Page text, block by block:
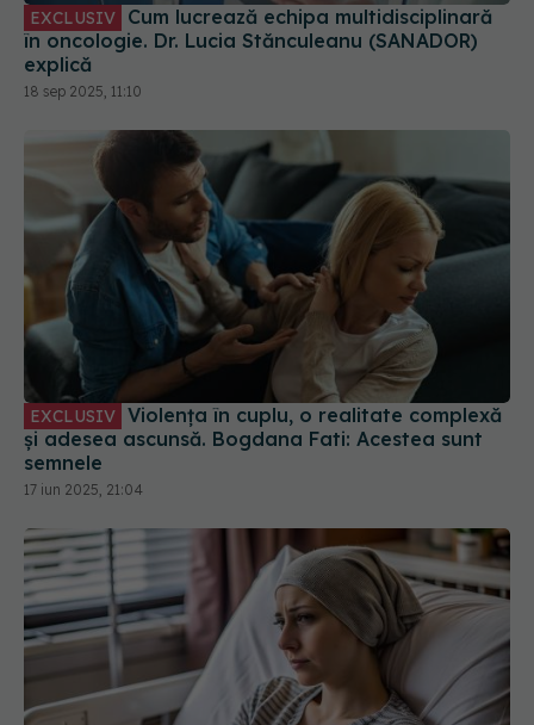
EXCLUSIV
în oncologie. Dr. Lucia Stănculeanu (SANADOR)
explică
18 sep 2025, 11:10
EXCLUSIV
și adesea ascunsă. Bogdana Fati: Acestea sunt
semnele
17 iun 2025, 21:04